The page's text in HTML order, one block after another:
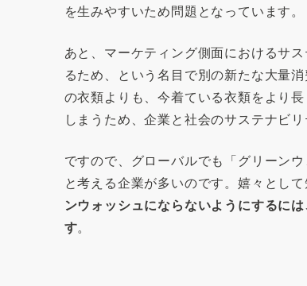
を生みやすいため問題となっています。
あと、マーケティング側面におけるサ
るため、という名目で別の新たな大量
の衣類よりも、今着ている衣類をより
しまうため、企業と社会のサステナビ
ですので、グローバルでも「グリーン
と考える企業が多いのです。嬉々とし
ンウォッシュにならないようにするに
す。